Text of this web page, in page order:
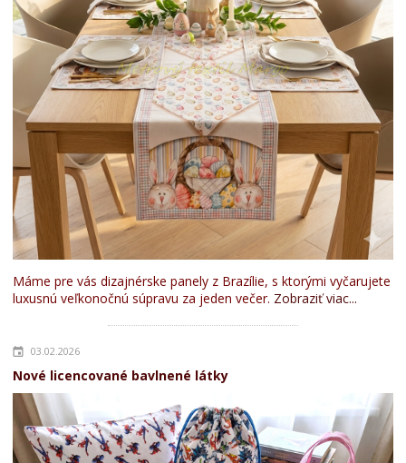
Máme pre vás dizajnérske panely z Brazílie, s ktorými vyčarujete
luxusnú veľkonočnú súpravu za jeden večer. Zobraziť viac...
03.02.2026
Nové licencované bavlnené látky